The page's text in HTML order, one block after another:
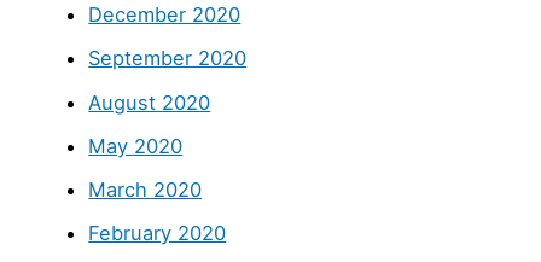
December 2020
September 2020
August 2020
May 2020
March 2020
February 2020